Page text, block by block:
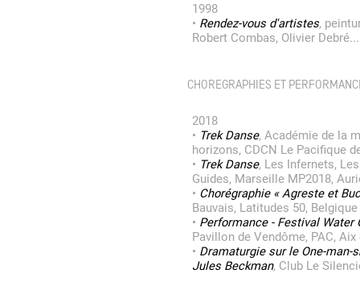
1998
• Rendez-vous d'artistes,
Robert Combas, Olivier
CHOREGRAPHIES ET
2018
• Trek Danse, Académie de la
horizons, CDCN Le Pacifique
• Trek Danse, Les Infernets,
Guides, Marseille MP2018,
• Chorégraphie « Agreste et
Bauvais, Latitudes 50, Belgique
• Performance - Festival Water
Pavillon de Vendôme, PAC,
• Dramaturgie sur le One-man-
Jules Beckman, Club Le